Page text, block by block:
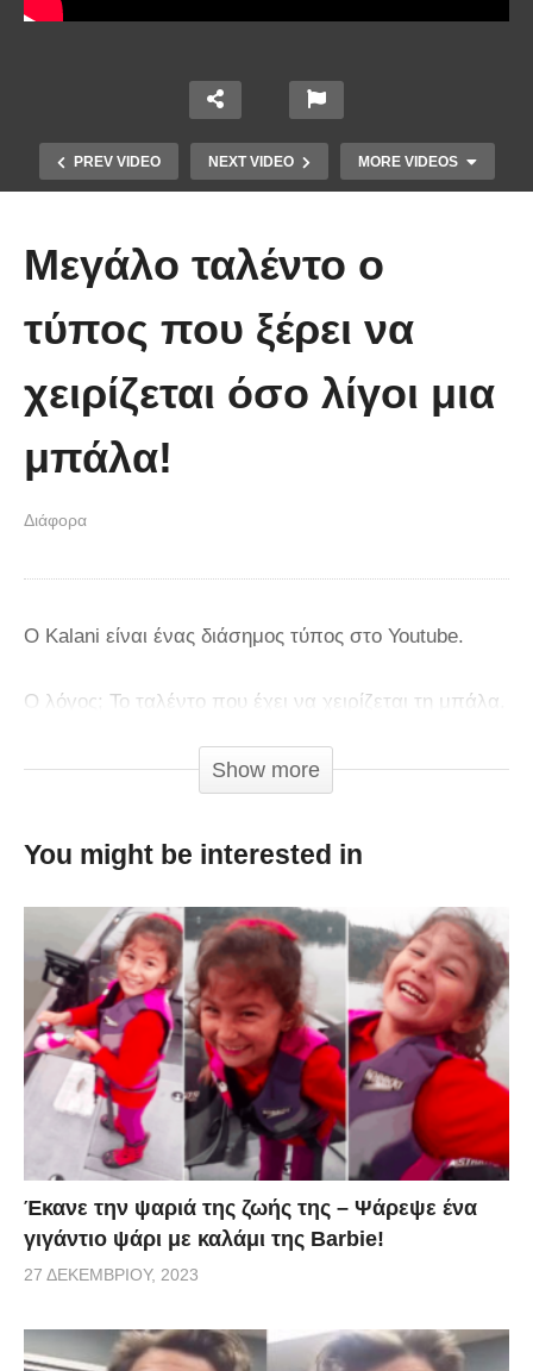
PREV VIDEO NEXT VIDEO MORE VIDEOS
άτυχη μέρα στη δουλειά
Μεγάλο ταλέντο ο
τύπος που ξέρει να
χειρίζεται όσο λίγοι μια
μπάλα!
Διάφορα
Ο Kalani είναι ένας διάσημος τύπος στο Youtube.
Ο λόγος; Το ταλέντο που έχει να χειρίζεται τη μπάλα.
Show more
You might be interested in
Έκανε την ψαριά της ζωής της – Ψάρεψε ένα
γιγάντιο ψάρι με καλάμι της Barbie!
27 ΔΕΚΕΜΒΡΊΟΥ, 2023